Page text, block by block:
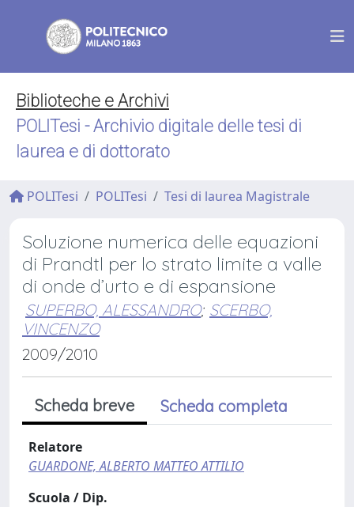
Biblioteche e Archivi
POLITesi - Archivio digitale delle tesi di
laurea e di dottorato
POLITesi POLITesi Tesi di laurea Magistrale
Soluzione numerica delle equazioni
di Prandtl per lo strato limite a valle
di onde d’urto e di espansione
SUPERBO, ALESSANDRO; SCERBO,
VINCENZO
2009/2010
Scheda breve Scheda completa
Relatore
GUARDONE, ALBERTO MATTEO ATTILIO
Scuola / Dip.